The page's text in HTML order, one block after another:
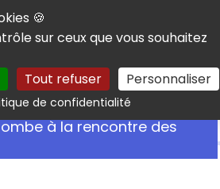
cookies
🍪
sur ceux que vous souhaitez
Tout refuser Personnaliser
de confidentialitéRechercher
à la rencontre des